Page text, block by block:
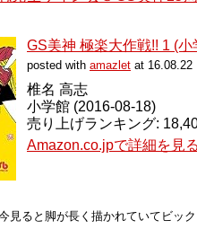
GS美神 極楽大作戦!! 1 (
posted with amazlet at 16.08.22
椎名 高志
小学館 (2016-08-18)
売り上げランキング:
Amazon.co.jpで詳細を見
見ると脚が長く描かれていてビッ